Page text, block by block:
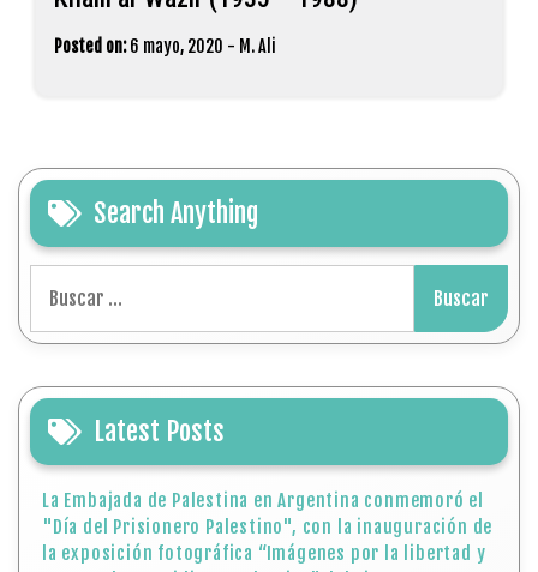
Posted on: 6 mayo, 2020 - M. Ali
Search Anything
Latest Posts
La Embajada de Palestina en Argentina conmemoró el
"Día del Prisionero Palestino", con la inauguración de
la exposición fotográfica “Imágenes por la libertad y